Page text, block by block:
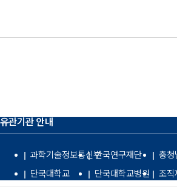
유관기관 안내
과학기술정보통신부한국연구재단 충청
단국대학교
단국대학교병원 조직